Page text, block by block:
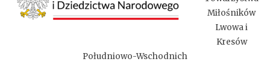
Miłośników
Lwowa i
Kresów
Południowo-Wschodnich